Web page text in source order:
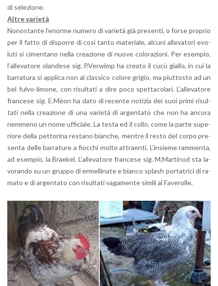
di se­le­zio­ne.
Altre va­rie­tà
No­no­stan­te l’e­nor­me nu­me­ro di va­rie­tà già pre­sen­ti, o forse pro­prio
per il fatto di di­spor­re di così tanto ma­te­ria­le, al­cu­ni al­le­va­to­ri evo­
lu­ti si ci­men­ta­no nella crea­zio­ne di nuove co­lo­ra­zio­ni. Per esem­pio,
l’al­le­va­to­re olan­de­se sig. P.​Verwimp ha crea­to il cucù gial­lo, in cui la
bar­ra­tu­ra si ap­pli­ca non al clas­si­co co­lo­re gri­gio, ma piut­to­sto ad un
bel ful­vo-li­mo­ne, con ri­sul­ta­ti a dire poco spet­ta­co­la­ri. L’al­le­va­to­re
fran­ce­se sig. E.Mèon ha dato di re­cen­te no­ti­zia dei suoi primi ri­sul­
ta­ti nella crea­zio­ne di una va­rie­tà di ar­gen­ta­to che non ha an­co­ra
nem­me­no un nome uf­fi­cia­le. La testa ed il collo, come la parte su­pe­
rio­re della pet­to­ri­na re­sta­no bian­che, men­tre il resto del corpo pre­
sen­ta delle bar­ra­tu­re a fioc­chi molto at­traen­ti. L’in­sie­me ram­men­ta,
ad esem­pio, la Brae­kel. L’al­le­va­to­re fran­ce­se sig. M.​Martinod sta la­
vo­ran­do su un grup­po di er­mel­li­na­te e bian­co splash por­ta­tri­ci di ra­
ma­to e di ar­gen­ta­to con ri­sul­ta­ti va­ga­men­te si­mi­li al Fa­ve­rol­le.